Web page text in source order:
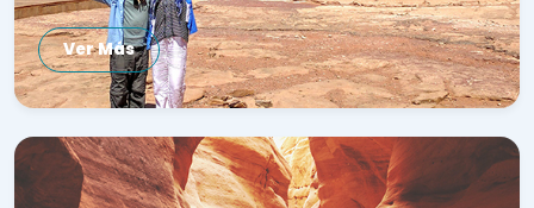
Ver Más